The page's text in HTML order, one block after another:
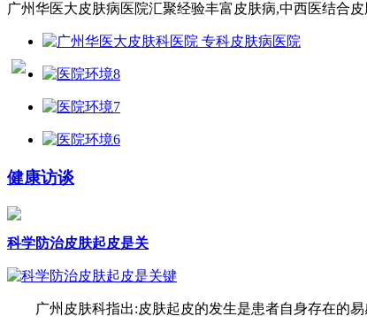
广州华医大皮肤病医院汇聚经验丰富皮肤病,中西医结合
健康访谈
科学防治皮肤起皮是关
广州皮肤科指出:皮肤起皮的发生是患者自身存在的